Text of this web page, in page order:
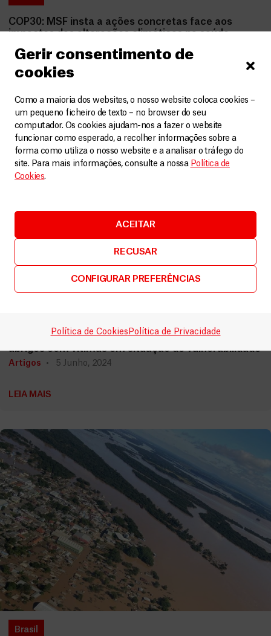
Gerir consentimento de
cookies
Como a maioria dos websites, o nosso website coloca cookies –
um pequeno ficheiro de texto – no browser do seu
computador. Os cookies ajudam-nos a fazer o website
funcionar como esperado, a recolher informações sobre a
forma como utiliza o nosso website e a analisar o tráfego do
site. Para mais informações, consulte a nossa Política de
Cookies.
ACEITAR
RECUSAR
CONFIGURAR PREFERÊNCIAS
Política de Cookies Política de Privacidade
COP30: MSF insta a ações concretas face aos
impactos das alterações climáticas na saúde
Artigos 10 Novembro, 2025
LEIA MAIS
Cheias no Rio Grande do Sul: MSF trabalha em
abrigos com vítimas em situação de vulnerabilidade
Artigos 5 Junho, 2024
LEIA MAIS
Brasil